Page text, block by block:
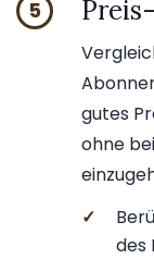
5
gutes
ohne
✓
des